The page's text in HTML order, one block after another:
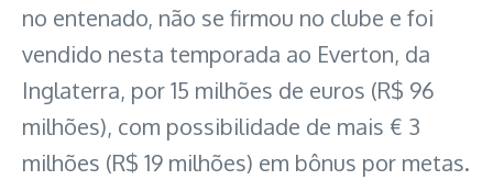
no entenado, não se firmou no clube e foi
vendido nesta temporada ao Everton, da
Inglaterra, por 15 milhões de euros (R$ 96
milhões), com possibilidade de mais € 3
milhões (R$ 19 milhões) em bônus por metas.